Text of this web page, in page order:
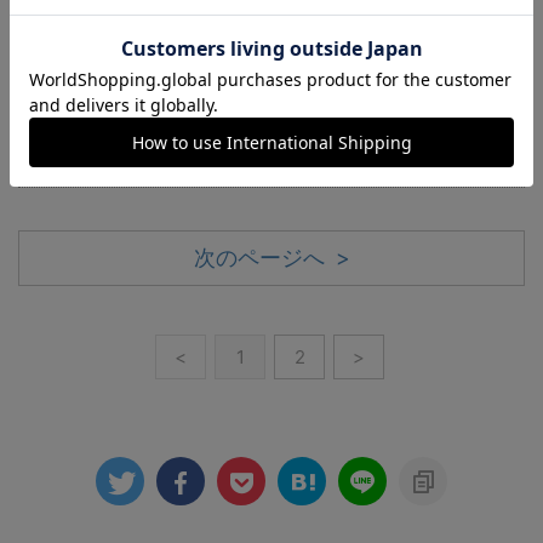
ル時計の企画・監修も手がける。
2019年から毎週日曜の朝「総編・菊地吉正のロレック
ス通信」をYahooニュースに連載中！
次のページへ >
< 1 2 >